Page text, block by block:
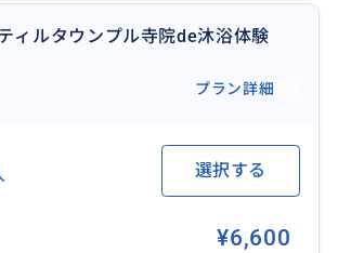
を下記スポットへ変更可能です✨
トゥール寺院（世界遺産）】
塔が並び、神秘的な雰囲気が漂う美
基の巨大石墓が圧巻。棚田の絶景を
の階段を下りた先に広がる、静寂の聖
の滝】
ィルタウンプル寺院de沐浴体験
プラン詳細
選択する
¥6,600